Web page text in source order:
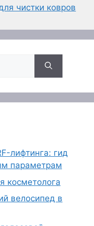
чистки ковров
лифтинга: гид
параметрам
косметолога
велосипед в